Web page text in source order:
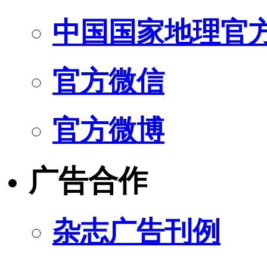
中国国家地理官
官方微信
官方微博
广告合作
杂志广告刊例